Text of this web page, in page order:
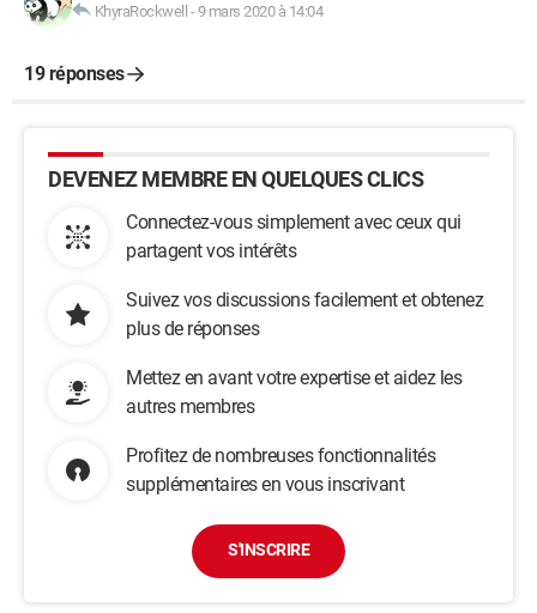
KhyraRockwell -9 mars 2020 à 14:04
19 réponses
DEVENEZ MEMBRE EN QUELQUES CLICS
Connectez-vous simplement avec ceux qui
partagent vos intérêts
Suivez vos discussions facilement et obtenez
plus de réponses
Mettez en avant votre expertise et aidez les
autres membres
Profitez de nombreuses fonctionnalités
supplémentaires en vous inscrivant
S'INSCRIRE